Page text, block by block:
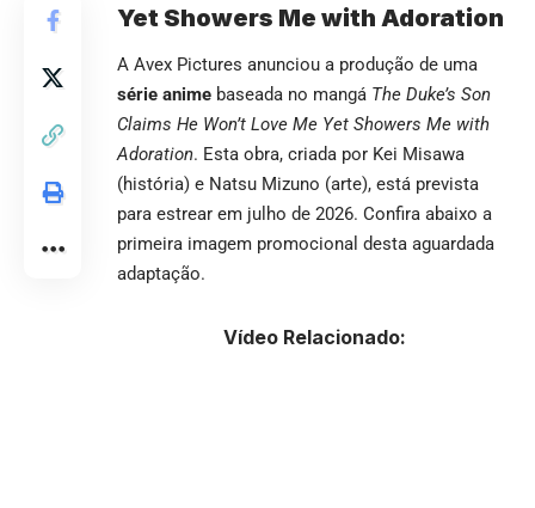
Yet Showers Me with Adoration
A Avex Pictures anunciou a produção de uma
série anime baseada no mangá The Duke’s Son
Claims He Won’t Love Me Yet Showers Me with
Adoration. Esta obra, criada por Kei Misawa
(história) e Natsu Mizuno (arte), está prevista
para estrear em julho de 2026. Confira abaixo a
primeira imagem promocional desta aguardada
adaptação.
Vídeo Relacionado: